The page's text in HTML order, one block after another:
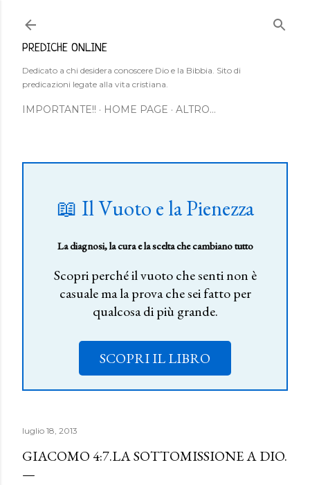
PREDICHE ONLINE
Dedicato a chi desidera conoscere Dio e la Bibbia. Sito di
predicazioni legate alla vita cristiana.
IMPORTANTE!! HOME PAGE ALTRO…
📖 Il Vuoto e la Pienezza
La diagnosi, la cura e la scelta che cambiano tutto
Scopri perché il vuoto che senti non è
casuale ma la prova che sei fatto per
qualcosa di più grande.
SCOPRI IL LIBRO
luglio 18, 2013
GIACOMO 4:7.LA SOTTOMISSIONE A DIO.